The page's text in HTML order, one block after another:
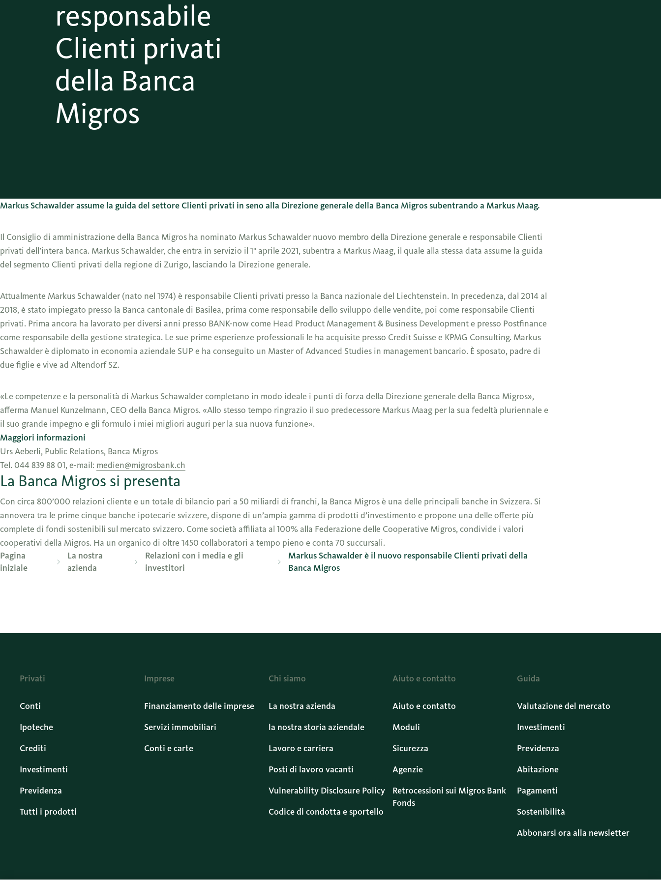
responsabile
Clienti privati
della Banca
Migros
Markus Schawalder assume la guida del settore Clienti privati in seno alla Direzione generale della Banca Migros subentrando a Markus Maag.
Il Consiglio di amministrazione della Banca Migros ha nominato Markus Schawalder nuovo membro della Direzione generale e responsabile Clienti
privati dell’intera banca. Markus Schawalder, che entra in servizio il 1° aprile 2021, subentra a Markus Maag, il quale alla stessa data assume la guida
del segmento Clienti privati della regione di Zurigo, lasciando la Direzione generale.
Attualmente Markus Schawalder (nato nel 1974) è responsabile Clienti privati presso la Banca nazionale del Liechtenstein. In precedenza, dal 2014 al
2018, è stato impiegato presso la Banca cantonale di Basilea, prima come responsabile dello sviluppo delle vendite, poi come responsabile Clienti
privati. Prima ancora ha lavorato per diversi anni presso BANK-now come Head Product Management & Business Development e presso Postfinance
come responsabile della gestione strategica. Le sue prime esperienze professionali le ha acquisite presso Credit Suisse e KPMG Consulting. Markus
Schawalder è diplomato in economia aziendale SUP e ha conseguito un Master of Advanced Studies in management bancario. È sposato, padre di
due figlie e vive ad Altendorf SZ.
«Le competenze e la personalità di Markus Schawalder completano in modo ideale i punti di forza della Direzione generale della Banca Migros»,
afferma Manuel Kunzelmann, CEO della Banca Migros. «Allo stesso tempo ringrazio il suo predecessore Markus Maag per la sua fedeltà pluriennale e
il suo grande impegno e gli formulo i miei migliori auguri per la sua nuova funzione».
Maggiori informazioni
Urs Aeberli, Public Relations, Banca Migros
Tel. 044 839 88 01, e-mail: medien@migrosbank.ch
La Banca Migros si presenta
Con circa 800’000 relazioni cliente e un totale di bilancio pari a 50 miliardi di franchi, la Banca Migros è una delle principali banche in Svizzera. Si
annovera tra le prime cinque banche ipotecarie svizzere, dispone di un’ampia gamma di prodotti d’investimento e propone una delle offerte più
complete di fondi sostenibili sul mercato svizzero. Come società affiliata al 100% alla Federazione delle Cooperative Migros, condivide i valori
cooperativi della Migros. Ha un organico di oltre 1450 collaboratori a tempo pieno e conta 70 succursali.
Pagina
iniziale
La nostra
azienda
Relazioni con i media e gli
investitori
Markus Schawalder è il nuovo responsabile Clienti privati della
Banca Migros
Privati
Conti
Ipoteche
Crediti
Investimenti
Previdenza
Tutti i prodotti
Imprese
Finanziamento delle imprese
Servizi immobiliari
Conti e carte
Chi siamo
La nostra azienda
la nostra storia aziendale
Lavoro e carriera
Posti di lavoro vacanti
Vulnerability Disclosure Policy
Codice di condotta e sportello
Aiuto e contatto
Aiuto e contatto
Moduli
Sicurezza
Agenzie
Retrocessioni sui Migros Bank
Fonds
Guida
Valutazione del mercato
Investimenti
Previdenza
Abitazione
Pagamenti
Sostenibilità
Abbonarsi ora alla newsletter